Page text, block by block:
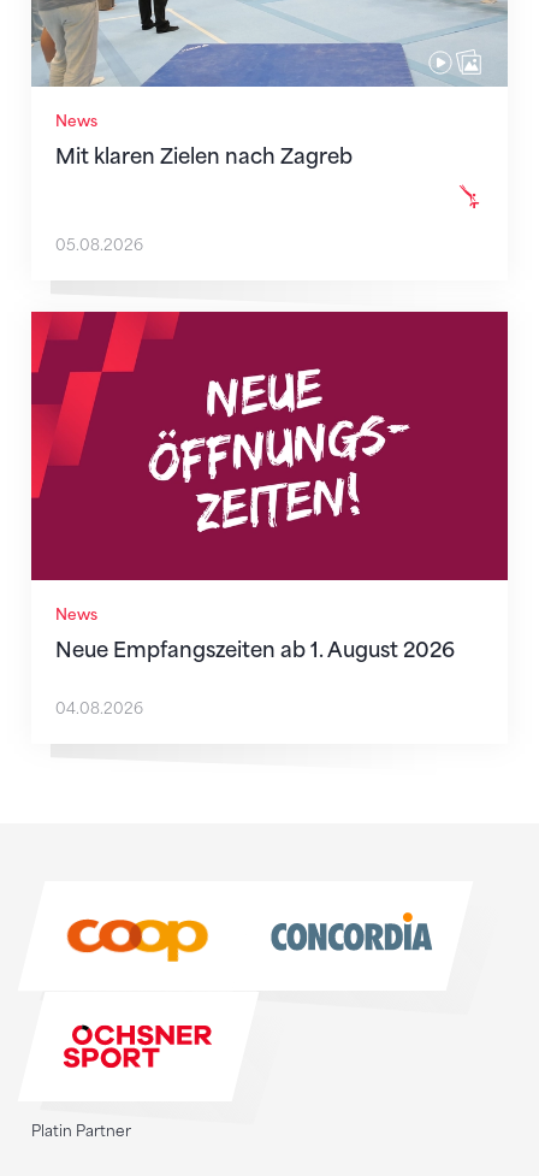
News
Mit klaren Zielen nach Zagreb
05.08.2026
News
Neue Empfangszeiten ab 1. August 2026
Neue Empfangszeiten ab 1. August 2026
04.08.2026
Platin Partner